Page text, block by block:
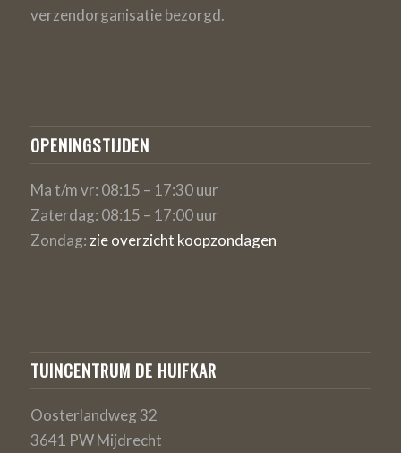
verzendorganisatie bezorgd.
OPENINGSTIJDEN
Ma t/m vr: 08:15 – 17:30 uur
Zaterdag: 08:15 – 17:00 uur
Zondag: zie overzicht koopzondagen
TUINCENTRUM DE HUIFKAR
Oosterlandweg 32
3641 PW Mijdrecht